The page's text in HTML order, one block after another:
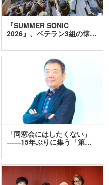
『SUMMER SONIC
2026』、ベテラン3組の懐…
「同窓会にはしたくない」
――15年ぶりに集う「第…